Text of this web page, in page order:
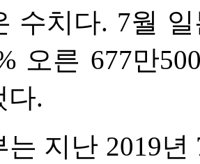
수치다. 7월
오른 677만
다.
는 지난 2019